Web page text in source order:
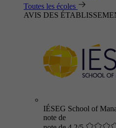
Toutes les écoles
AVIS DES
IÉSEG School of
note de